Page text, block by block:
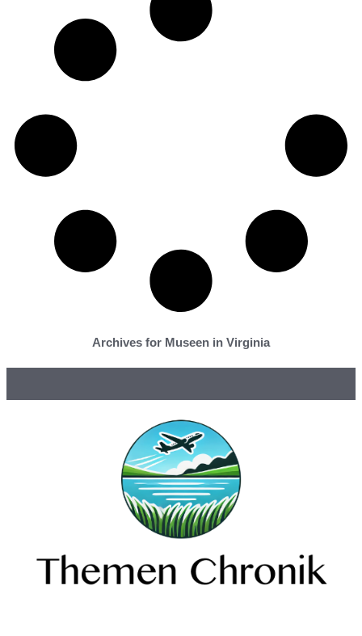
Archives for Museen in Virginia